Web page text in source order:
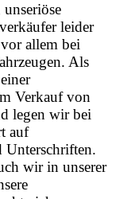
leider
allem bei
Als
Verkauf von
legen wir bei
auf
Unterschriften.
wir in unserer